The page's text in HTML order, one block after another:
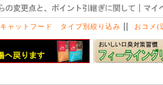
キャットフード タイプ別絞り込み || おコメ(